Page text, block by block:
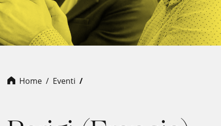
Home Eventi